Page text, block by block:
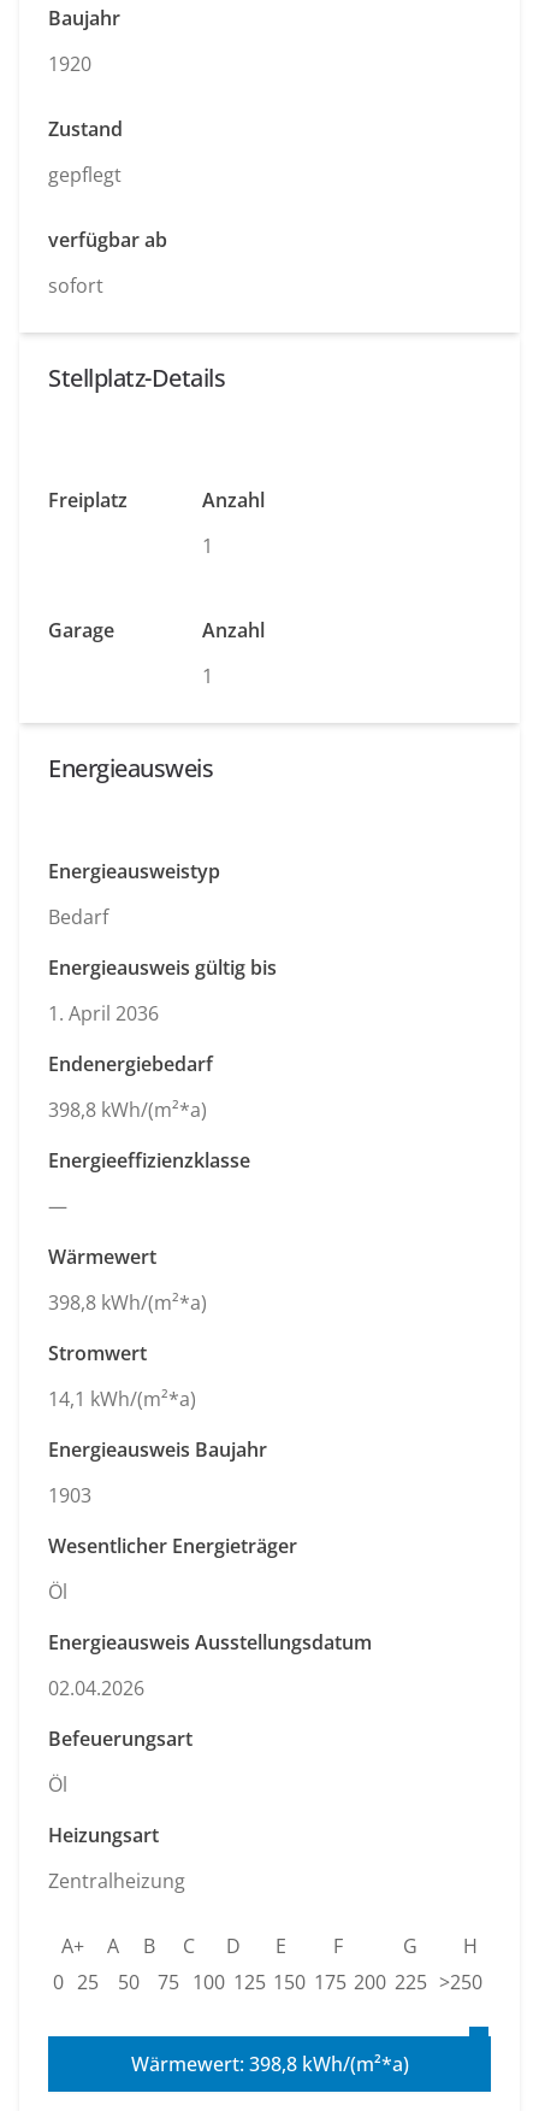
Baujahr
1920
Zustand
gepflegt
verfügbar ab
sofort
Stellplatz-Details
Freiplatz
Anzahl
1
Garage
Anzahl
1
Energieausweis
Energieausweistyp
Bedarf
Energieausweis gültig bis
1. April 2036
Endenergiebedarf
398,8 kWh/(m²*a)
Energieeffizienzklasse
—
Wärmewert
398,8 kWh/(m²*a)
Stromwert
14,1 kWh/(m²*a)
Energieausweis Baujahr
1903
Wesentlicher Energieträger
Öl
Energieausweis Ausstellungsdatum
02.04.2026
Befeuerungsart
Öl
Heizungsart
Zentralheizung
A+ A B C D E F G
H
0 25 50 75 100 125 150 175 200 225 >250
Wärmewert: 398,8 kWh/(m²*a)